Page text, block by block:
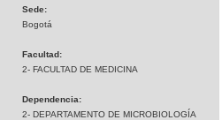
Sede:
Bogotá
Facultad:
2- FACULTAD DE MEDICINA
Dependencia:
2- DEPARTAMENTO DE MICROBIOLOGÍA